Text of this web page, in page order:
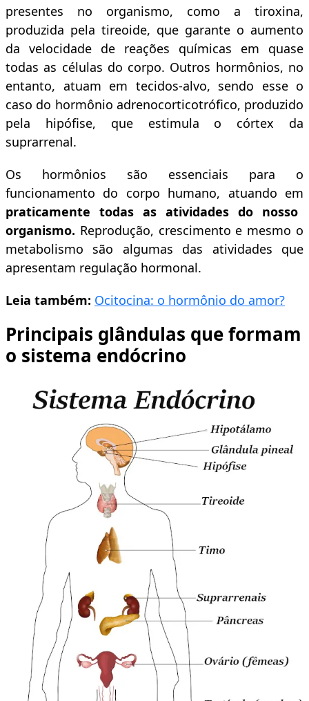
presentes no organismo, como a tiroxina,
produzida pela tireoide, que garante o aumento
da velocidade de reações químicas em quase
todas as células do corpo. Outros hormônios, no
entanto, atuam em tecidos-alvo, sendo esse o
caso do hormônio adrenocorticotrófico, produzido
pela hipófise, que estimula o córtex da
suprarrenal.
Os hormônios são essenciais para o
funcionamento do corpo humano, atuando em
praticamente todas as atividades do nosso
organismo. Reprodução, crescimento e mesmo o
metabolismo são algumas das atividades que
apresentam regulação hormonal.
Leia também: Ocitocina: o hormônio do amor?
Principais glândulas que formam
o sistema endócrino